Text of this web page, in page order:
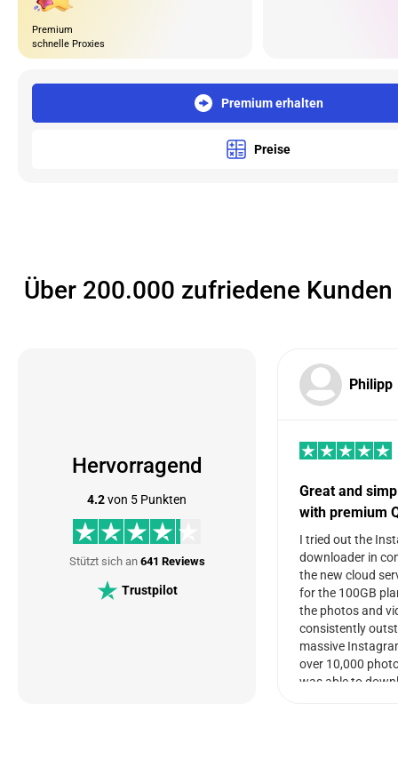
Premium
schnelle Proxies
Premium erhalten
Preise
Über 200.000 zufriedene
Hervorragend
4.2von 5 Punkten
Stützt sich an 641 Reviews
Trustpilot
Philipp
Great and
with premium
I tried out the
downloader in
the new cloud
for the 100GB
the photos and
consistently
massive
over 10,000
was able to